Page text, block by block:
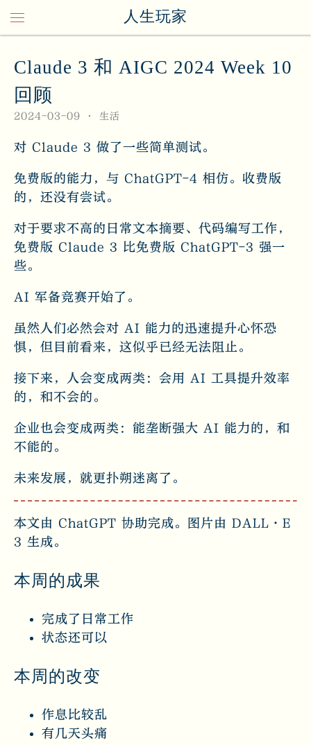
人生玩家
Claude 3 和 AIGC 2024 Week 10
回顾
2024-03-09 生活
对 Claude 3 做了一些简单测试。
免费版的能力，与 ChatGPT-4 相仿。收费版
的，还没有尝试。
对于要求不高的日常文本摘要、代码编写工作，
免费版 Claude 3 比免费版 ChatGPT-3 强一
些。
AI 军备竞赛开始了。
虽然人们必然会对 AI 能力的迅速提升心怀恐
惧，但目前看来，这似乎已经无法阻止。
接下来，人会变成两类：会用 AI 工具提升效率
的，和不会的。
企业也会变成两类：能垄断强大 AI 能力的，和
不能的。
未来发展，就更扑朔迷离了。
本文由 ChatGPT 协助完成。图片由 DALL·E
3 生成。
本周的成果
完成了日常工作
状态还可以
本周的改变
作息比较乱
有几天头痛